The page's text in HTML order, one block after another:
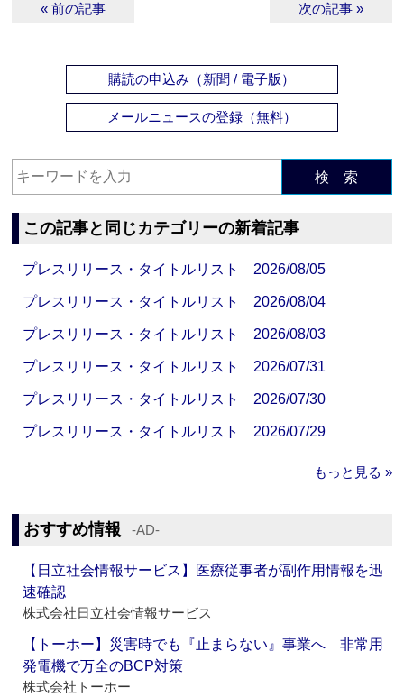
« 前の記事 次の記事 »
購読の申込み（新聞 / 電子版）
メールニュースの登録（無料）
検 索
この記事と同じカテゴリーの新着記事
プレスリリース・タイトルリスト 2026/08/05
プレスリリース・タイトルリスト 2026/08/04
プレスリリース・タイトルリスト 2026/08/03
プレスリリース・タイトルリスト 2026/07/31
プレスリリース・タイトルリスト 2026/07/30
プレスリリース・タイトルリスト 2026/07/29
もっと見る »
おすすめ情報 ‐AD‐
【日立社会情報サービス】医療従事者が副作用情報を迅
速確認
株式会社日立社会情報サービス
【トーホー】災害時でも『止まらない』事業へ 非常用
発電機で万全のBCP対策
株式会社トーホー